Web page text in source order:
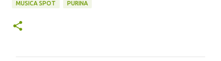
MUSICA SPOT PURINA